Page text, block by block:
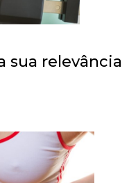
sua relevância